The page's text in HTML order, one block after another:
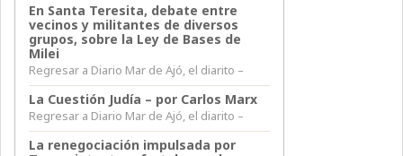
En Santa Teresita, debate entre
vecinos y militantes de diversos
grupos, sobre la Ley de Bases de
Milei
Regresar a Diario Mar de Ajó, el diarito –
La Cuestión Judía – por Carlos Marx
Regresar a Diario Mar de Ajó, el diarito –
La renegociación impulsada por